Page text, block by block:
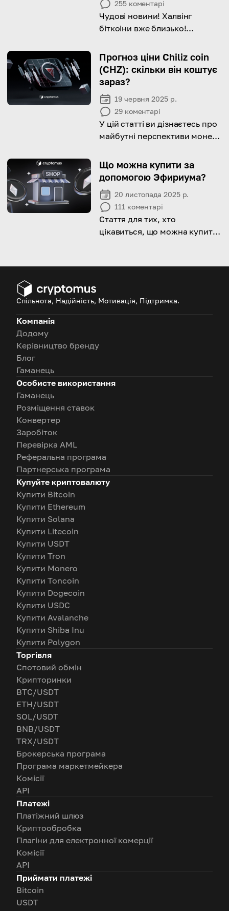
255 коментарі
Чудові новини! Халвінг
біткоіни вже близько!
дізнатися, чого очікувати
Прогноз ціни Chiliz coin
(CHZ): скільки він коштує
зараз?
19 червня 2025 р.
29 коментарі
У цій статті ви дізнаєтесь про
майбутні перспективи монети
блокчейні.
Що можна купити за
допомогою Эфириума?
20 листопада 2025 р.
111 коментарі
Стаття для тих, хто
цікавиться, що можна купити
Спільнота, Надійність, Мотивація, Підтримка.
Компанія
Додому
Керівництво бренду
Блог
Гаманець
Особисте використання
Гаманець
Розміщення ставок
Конвертер
Заробіток
Перевірка AML
Реферальна програма
Партнерська програма
Купуйте криптовалюту
Купити Bitcoin
Купити Ethereum
Купити Solana
Купити Litecoin
Купити USDT
Купити Tron
Купити Monero
Купити Toncoin
Купити Dogecoin
Купити USDC
Купити Avalanche
Купити Shiba Inu
Купити Polygon
Торгівля
Спотовий обмін
Крипторинки
BTC/USDT
ETH/USDT
SOL/USDT
BNB/USDT
TRX/USDT
Брокерська програма
Програма маркетмейкера
Комісії
API
Платежі
Платіжний шлюз
Криптообробка
Плагіни для електронної комерції
Комісії
API
Приймати платежі
Bitcoin
USDT